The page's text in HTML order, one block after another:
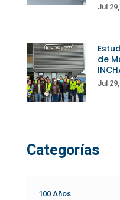
Jul
de
Jul
Categorías
100 Años